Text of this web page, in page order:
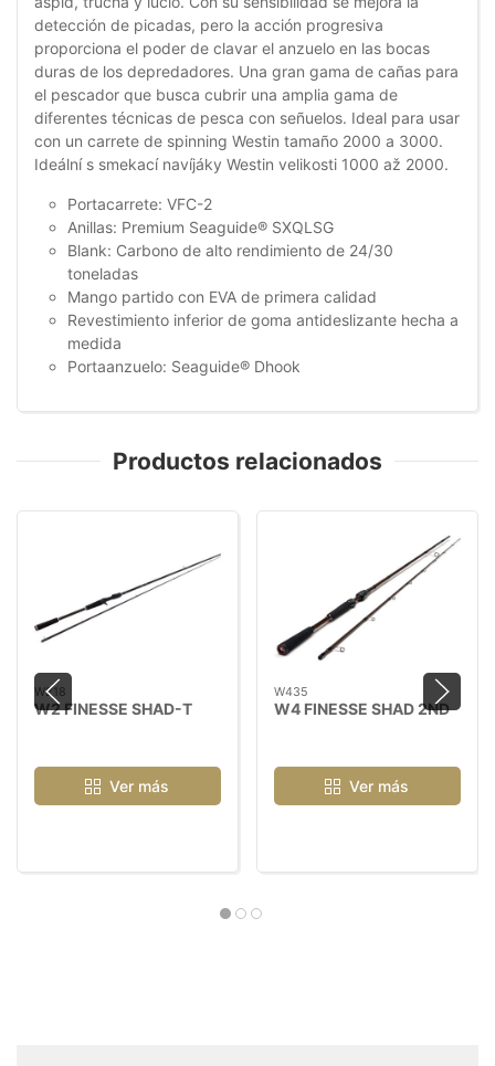
detección de picadas, pero la acción progresiva
proporciona el poder de clavar el anzuelo en las bocas
duras de los depredadores. Una gran gama de cañas para
el pescador que busca cubrir una amplia gama de
diferentes técnicas de pesca con señuelos. Ideal para usar
con un carrete de spinning Westin tamaño 2000 a 3000.
Ideální s smekací navíjáky Westin velikosti 1000 až 2000.
Portacarrete: VFC-2
Anillas: Premium Seaguide® SXQLSG
Blank: Carbono de alto rendimiento de 24/30
toneladas
Mango partido con EVA de primera calidad
Revestimiento inferior de goma antideslizante hecha a
medida
Portaanzuelo: Seaguide® Dhook
Productos relacionados
W218
W2 FINESSE SHAD-T
Ver más
W435
W4 FINESSE SHAD 2ND
Ver más